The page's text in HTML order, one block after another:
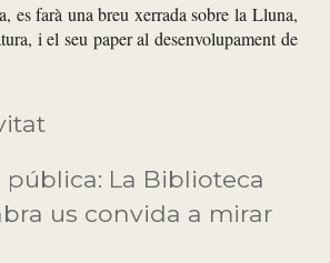
es farà una breu xerrada sobre la Lluna,
i el seu paper al desenvolupament de
La Biblioteca
us convida a mirar